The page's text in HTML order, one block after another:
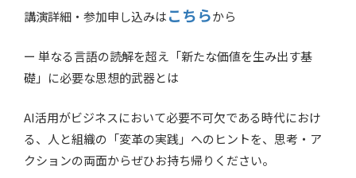
講演詳細・参加申し込みはこちらから
ー 単なる言語の読解を超え「新たな価値を生み出す基
礎」に必要な思想的武器とは
AI活用がビジネスにおいて必要不可欠である時代におけ
る、人と組織の「変革の実践」へのヒントを、思考・ア
クションの両面からぜひお持ち帰りください。